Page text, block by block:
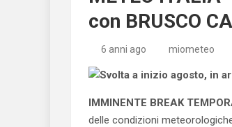
con BRUSCO
6 anni ago miometeo
IMMINENTE BREAK
delle condizioni